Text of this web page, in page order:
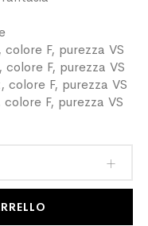
F, purezza VS
F, purezza VS
F, purezza VS
F, purezza VS